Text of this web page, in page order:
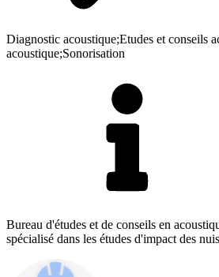
Diagnostic acoustique;Etudes et conseils
acoustique;Sonorisation
Bureau d'études et de conseils en
spécialisé dans les études d'impact des